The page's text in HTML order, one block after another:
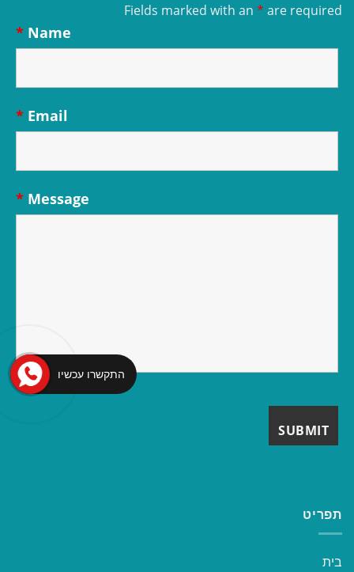
Fields marked with an * are required
Name
*
Email
*
Message
*
תפריט
בית
התקשרו עכשיו